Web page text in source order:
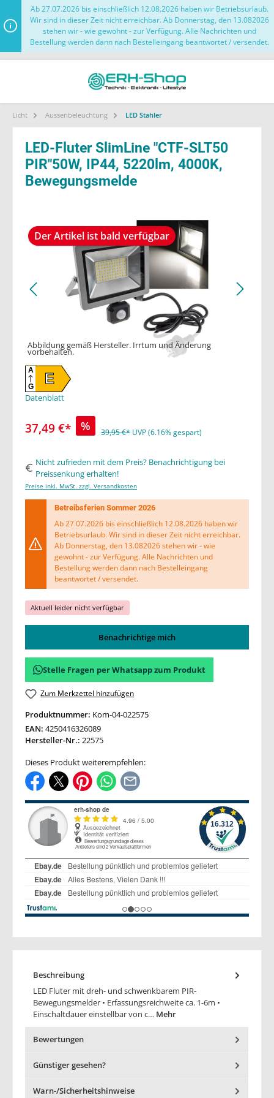
Ab 27.07.2026 bis einschließlich 12.08.2026 haben wir Betriebsurlaub.
Wir sind in dieser Zeit nicht erreichbar. Ab Donnerstag, den 13.082026
stehen wir - wie gewohnt - zur Verfügung. Alle Nachrichten und
Bestellung werden dann nach Bestelleingang beantwortet / versendet.
Licht Aussenbeleuchtung LED Stahler
LED-Fluter SlimLine "CTF-SLT50
PIR"50W, IP44, 5220lm, 4000K,
Bewegungsmelde
Der Artikel ist bald verfügbar
Abbildung gemäß Hersteller. Irrtum und Änderung
vorbehalten.
E
A
G
Datenblatt
37,49 €* % 39,95 €* UVP (6.16% gespart)
Nicht zufrieden mit dem Preis? Benachrichtigung bei
Preissenkung erhalten!
Preise inkl. MwSt. zzgl. Versandkosten
Betreibsferien Sommer 2026
Ab 27.07.2026 bis einschließlich 12.08.2026 haben wir
Betriebsurlaub. Wir sind in dieser Zeit nicht erreichbar.
Ab Donnerstag, den 13.082026 stehen wir - wie
gewohnt - zur Verfügung. Alle Nachrichten und
Bestellung werden dann nach Bestelleingang
beantwortet / versendet.
Aktuell leider nicht verfügbar
Benachrichtige mich
Stelle Fragen per Whatsapp zum Produkt
Zum Merkzettel hinzufügen
Produktnummer: Kom-04-022575
EAN: 4250416326089
Hersteller-Nr.: 22575
Dieses Produkt weiterempfehlen:
Beschreibung
LED Fluter mit dreh- und schwenkbarem PIR-
Bewegungsmelder • Erfassungsreichweite ca. 1-6m •
Einschaltdauer einstellbar von c… Mehr
Bewertungen
Günstiger gesehen?
Warn-/Sicherheitshinweise